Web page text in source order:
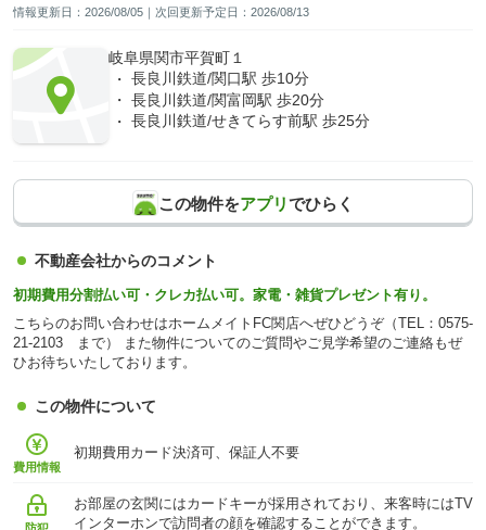
情報更新日：2026/08/05｜次回更新予定日：2026/08/13
岐阜県関市平賀町１
長良川鉄道/関口駅 歩10分
長良川鉄道/関富岡駅 歩20分
長良川鉄道/せきてらす前駅 歩25分
この物件をアプリでひらく
不動産会社からのコメント
初期費用分割払い可・クレカ払い可。家電・雑貨プレゼント有り。
こちらのお問い合わせはホームメイトFC関店へぜひどうぞ（TEL：0575-
21-2103 まで） また物件についてのご質問やご見学希望のご連絡もぜ
ひお待ちいたしております。
この物件について
費用情報
初期費用カード決済可、保証人不要
お部屋の玄関にはカードキーが採用されており、来客時にはTV
インターホンで訪問者の顔を確認することができます。